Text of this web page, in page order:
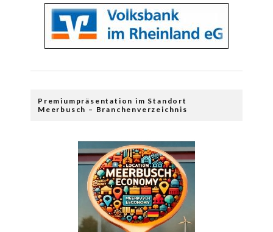
Premiumpräsentation im Standort
Meerbusch – Branchenverzeichnis